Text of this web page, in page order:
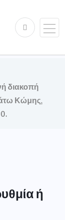
διακοπή
Κώμης,
ή